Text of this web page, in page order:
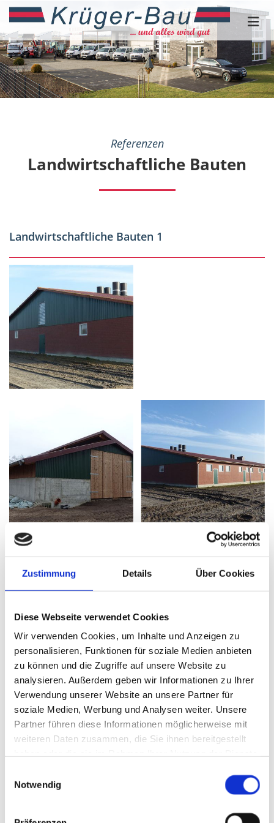
Zustimmung Details Über Cookies
Diese Webseite verwendet Cookies
Wir verwenden Cookies, um Inhalte und Anzeigen zu
personalisieren, Funktionen für soziale Medien anbieten
zu können und die Zugriffe auf unsere Website zu
analysieren. Außerdem geben wir Informationen zu Ihrer
Verwendung unserer Website an unsere Partner für
soziale Medien, Werbung und Analysen weiter. Unsere
Partner führen diese Informationen möglicherweise mit
weiteren Daten zusammen, die Sie ihnen bereitgestellt
Notwendig
Zum Inhalt springen
Referenzen
Landwirtschaftliche Bauten
Landwirtschaftliche Bauten 1
Landwirtschaftliche Bauten 2